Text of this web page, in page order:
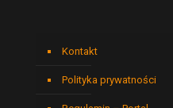
Kontakt
Polityka prywatności